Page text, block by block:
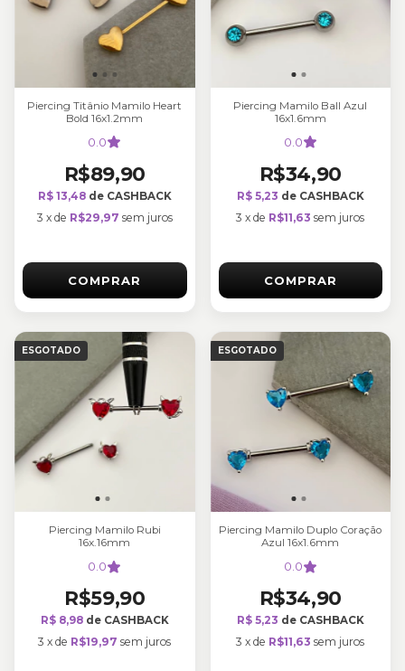
Piercing Titânio Mamilo Heart
Bold 16x1.2mm
0.0
R$89,90
R$ 13,48de CASHBACK
3 x de R$29,97 sem juros
COMPRAR
Piercing Mamilo Ball Azul
16x1.6mm
0.0
R$34,90
R$ 5,23 de CASHBACK
3 xde R$11,63 sem juros
COMPRAR
ESGOTADO
Piercing Mamilo Rubi
16x.16mm
0.0
R$59,90
R$ 8,98de CASHBACK
3 xde R$19,97 sem juros
ESGOTADO
Piercing Mamilo Duplo Coração
Azul 16x1.6mm
0.0
R$34,90
R$ 5,23 de CASHBACK
3 xde R$11,63 sem juros